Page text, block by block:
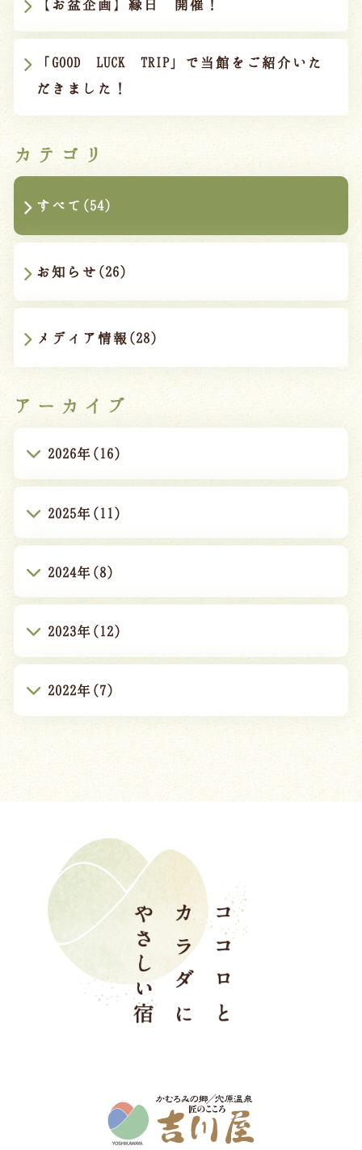
【お盆企画】縁日 開催！
「GOOD LUCK TRIP」で当館をご紹介いた
だきました！
カテゴリ
すべて(54)
お知らせ(26)
メディア情報(28)
アーカイブ
2026年(16)
2025年(11)
2024年(8)
2023年(12)
2022年(7)